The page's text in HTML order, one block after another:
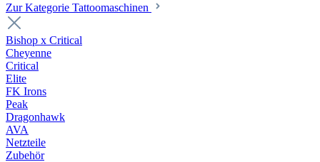
Zur Kategorie Tattoomaschinen
Bishop x Critical
Cheyenne
Critical
Elite
FK Irons
Peak
Dragonhawk
AVA
Netzteile
Zubehör